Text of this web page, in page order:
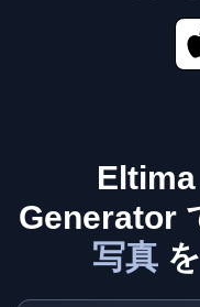
Generator
写真を